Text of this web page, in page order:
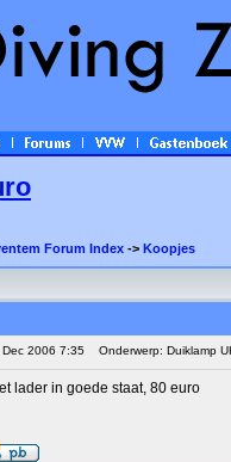
Forum Index -> Koopjes
2006 7:35 Onderwerp: Duiklamp
lader in goede staat, 80 euro